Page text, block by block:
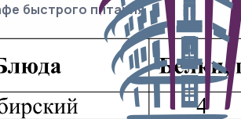
быстрого питания